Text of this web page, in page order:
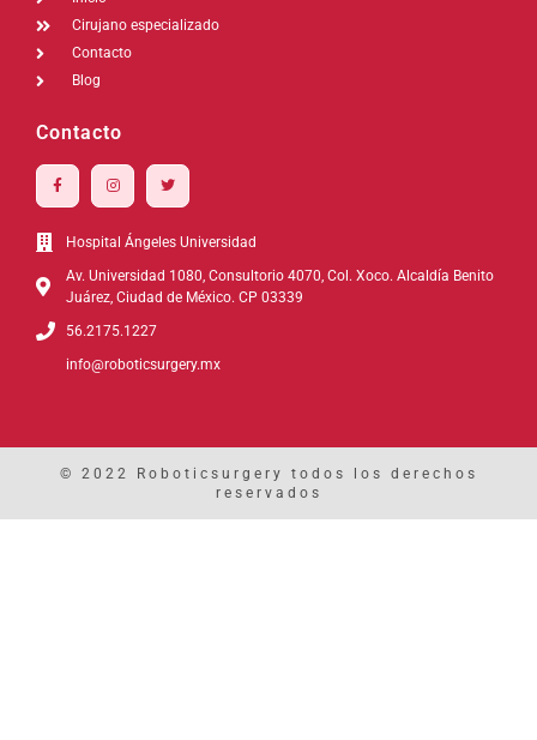
Cirujano especializado
Contacto
Blog
Contacto
Hospital Ángeles Universidad
Av. Universidad 1080, Consultorio 4070, Col. Xoco. Alcaldía Benito
Juárez, Ciudad de México. CP 03339
56.2175.1227
info@roboticsurgery.mx
© 2022 Roboticsurgery todos los derechos
reservados